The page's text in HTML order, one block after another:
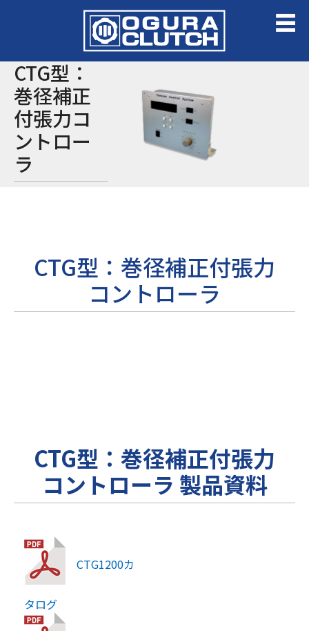
CTG型：
巻径補正
付張力コ
ントロー
ラ
CTG型：巻径補正付張力
コントローラ
CTG型：巻径補正付張力
コントローラ 製品資料
CTG1200カ
タログ